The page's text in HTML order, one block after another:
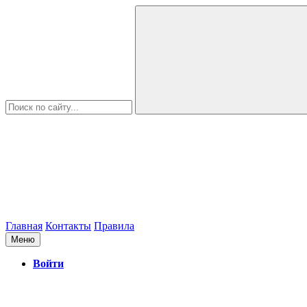
Главная Контакты Правила
Меню
Войти